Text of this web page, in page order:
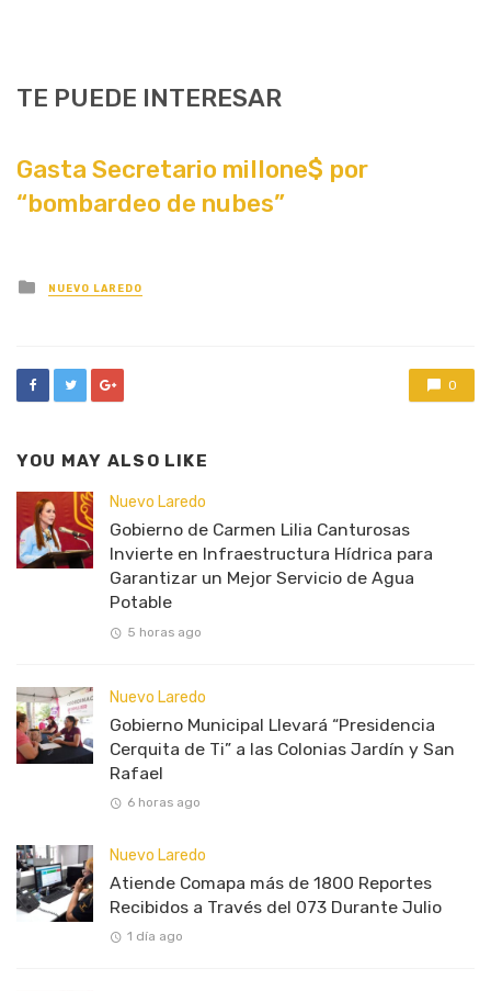
TE PUEDE INTERESAR
Gasta Secretario millone$ por
“bombardeo de nubes”
Posted
in
NUEVO LAREDO
0
YOU MAY ALSO LIKE
Nuevo Laredo
Gobierno de Carmen Lilia Canturosas
Invierte en Infraestructura Hídrica para
Garantizar un Mejor Servicio de Agua
Potable
5 horas ago
Nuevo Laredo
Gobierno Municipal Llevará “Presidencia
Cerquita de Ti” a las Colonias Jardín y San
Rafael
6 horas ago
Nuevo Laredo
Atiende Comapa más de 1800 Reportes
Recibidos a Través del 073 Durante Julio
1 día ago